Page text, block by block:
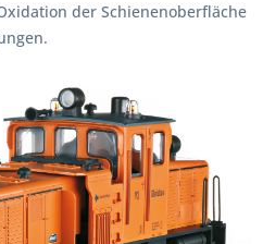
der Schienenoberfläche